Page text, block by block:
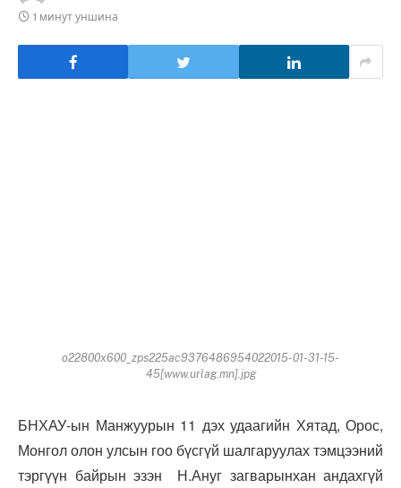
1 минут уншина
o22800x600_zps225ac9376486954022015-01-31-15-
45[www.urlag.mn].jpg
БНХАУ-ын Манжуурын 11 дэх удаагийн Хятад, Орос,
Монгол олон улсын гоо бүсгүй шалгаруулах тэмцээний
тэргүүн байрын эзэн Н.Ануг загварынхан андахгүй